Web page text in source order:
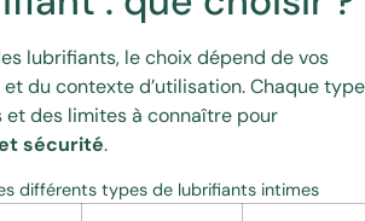
lubrifiants, le choix dépend de vos
du contexte d’utilisation. Chaque type
des limites à connaître pour
sécurité.
différents types de lubrifiants intimes